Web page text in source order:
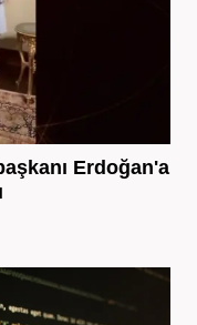
Erdoğan'a